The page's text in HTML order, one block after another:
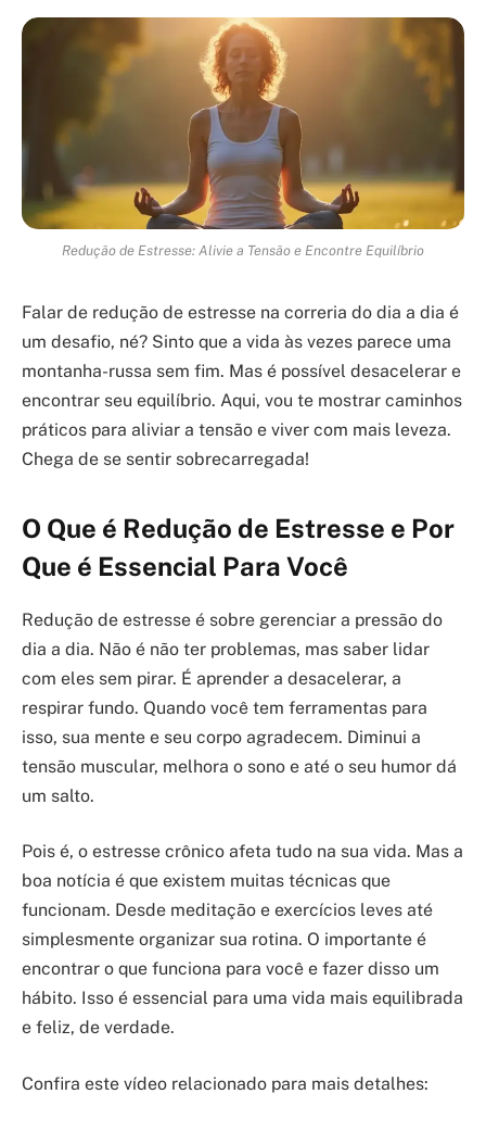
Redução de Estresse: Alivie a Tensão e Encontre Equilíbrio
Falar de redução de estresse na correria do dia a dia é
um desafio, né? Sinto que a vida às vezes parece uma
montanha-russa sem fim. Mas é possível desacelerar e
encontrar seu equilíbrio. Aqui, vou te mostrar caminhos
práticos para aliviar a tensão e viver com mais leveza.
Chega de se sentir sobrecarregada!
O Que é Redução de Estresse e Por
Que é Essencial Para Você
Redução de estresse é sobre gerenciar a pressão do
dia a dia. Não é não ter problemas, mas saber lidar
com eles sem pirar. É aprender a desacelerar, a
respirar fundo. Quando você tem ferramentas para
isso, sua mente e seu corpo agradecem. Diminui a
tensão muscular, melhora o sono e até o seu humor dá
um salto.
Pois é, o estresse crônico afeta tudo na sua vida. Mas a
boa notícia é que existem muitas técnicas que
funcionam. Desde meditação e exercícios leves até
simplesmente organizar sua rotina. O importante é
encontrar o que funciona para você e fazer disso um
hábito. Isso é essencial para uma vida mais equilibrada
e feliz, de verdade.
Confira este vídeo relacionado para mais detalhes: